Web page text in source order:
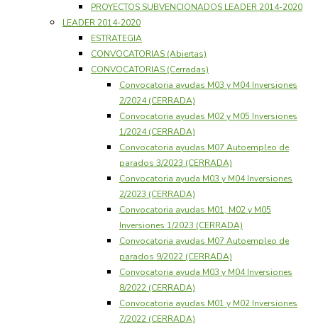
PROYECTOS SUBVENCIONADOS LEADER 2014-2020
LEADER 2014-2020
ESTRATEGIA
CONVOCATORIAS (Abiertas)
CONVOCATORIAS (Cerradas)
Convocatoria ayudas M03 y M04 Inversiones
2/2024 (CERRADA)
Convocatoria ayudas M02 y M05 Inversiones
1/2024 (CERRADA)
Convocatoria ayudas M07 Autoempleo de
parados 3/2023 (CERRADA)
Convocatoria ayuda M03 y M04 Inversiones
2/2023 (CERRADA)
Convocatoria ayudas M01, M02 y M05
Inversiones 1/2023 (CERRADA)
Convocatoria ayudas M07 Autoempleo de
parados 9/2022 (CERRADA)
Convocatoria ayuda M03 y M04 Inversiones
8/2022 (CERRADA)
Convocatoria ayudas M01 y M02 Inversiones
7/2022 (CERRADA)